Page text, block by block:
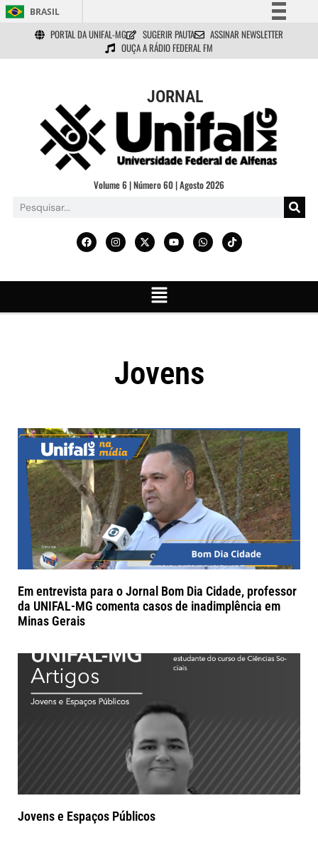
BRASIL
Simplifique!
Comunica BR
Acesso à informação
Legislação
Canais
PORTAL DA UNIFAL-MG SUGERIR PAUTA
ASSINAR NEWSLETTER
OUÇA A RÁDIO FEDERAL FM
JORNAL
Volume 6 | Número 60 | Agosto 2026
Jovens
Em entrevista para o Jornal Bom Dia Cidade, professor
da UNIFAL-MG comenta casos de inadimplência em
Minas Gerais
Jovens e Espaços Públicos